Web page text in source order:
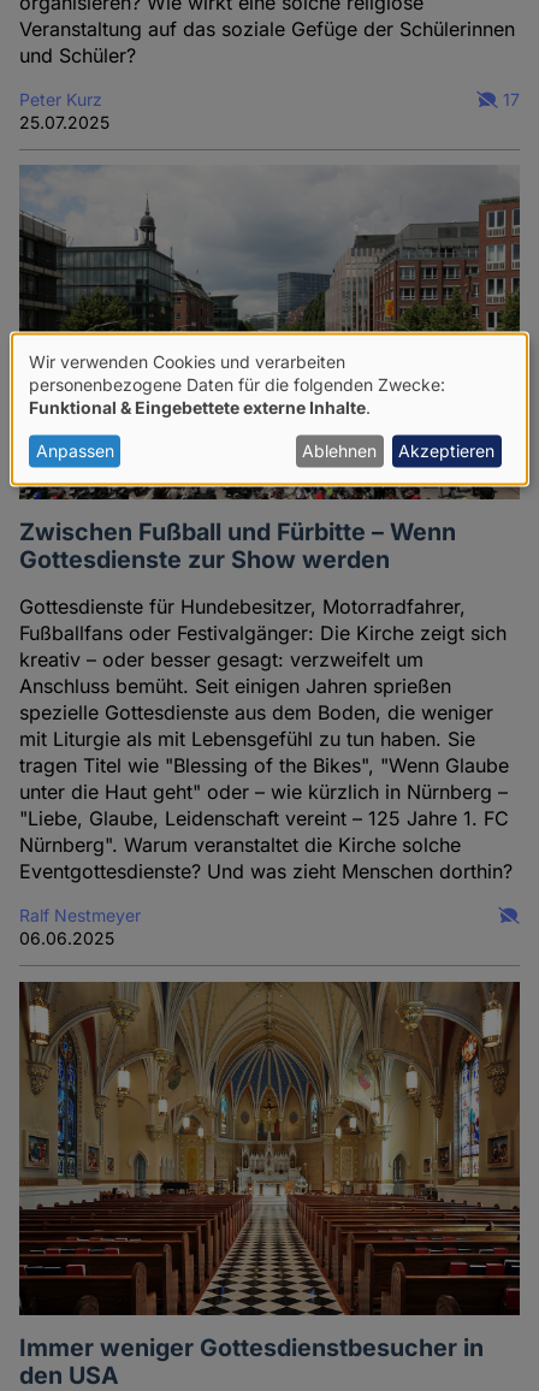
Veranstaltung auf das soziale Gefüge der Schülerinnen
und Schüler?
Peter Kurz
25.07.2025
17
Zwischen Fußball und Fürbitte – Wenn
Gottesdienste zur Show werden
Gottesdienste für Hundebesitzer, Motorradfahrer,
Fußballfans oder Festivalgänger: Die Kirche zeigt sich
kreativ – oder besser gesagt: verzweifelt um
Anschluss bemüht. Seit einigen Jahren sprießen
spezielle Gottesdienste aus dem Boden, die weniger
mit Liturgie als mit Lebensgefühl zu tun haben. Sie
tragen Titel wie "Blessing of the Bikes", "Wenn Glaube
unter die Haut geht" oder – wie kürzlich in Nürnberg –
"Liebe, Glaube, Leidenschaft vereint – 125 Jahre 1. FC
Nürnberg". Warum veranstaltet die Kirche solche
Eventgottesdienste? Und was zieht Menschen dorthin?
Ralf Nestmeyer
06.06.2025
Immer weniger Gottesdienstbesucher in
den USA
Verwendung
von
personenbezogenen
Daten
und
Cookies
Wir verwenden Cookies und verarbeiten
personenbezogene Daten für die folgenden Zwecke:
Funktional & Eingebettete externe Inhalte
Anpassen Ablehnen Akzeptieren